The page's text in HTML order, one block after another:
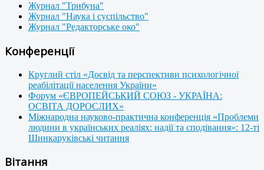
Журнал "Трибуна"
Журнал "Наука і суспільство"
Журнал "Редакторське око"
Конференції
Круглий стіл «Досвід та перспективи психологічної
реабілітації населення України»
Форум «ЄВРОПЕЙСЬКИЙ СОЮЗ - УКРАЇНА:
ОСВІТА ДОРОСЛИХ»
Міжнародна науково-практична конференція «Проблеми
людини в українських реаліях: надії та сподівання»: 12-ті
Шинкаруківські читання
Вітання